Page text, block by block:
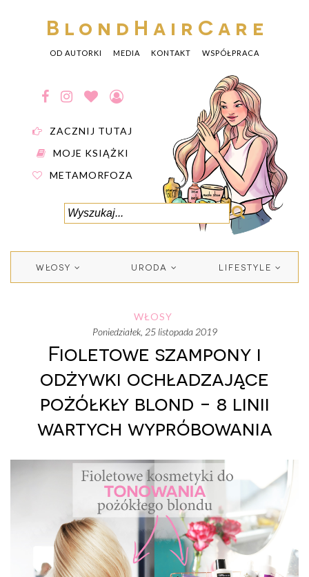
BlondHairCare
OD AUTORKI MEDIA KONTAKT WSPÓŁPRACA
ZACZNIJ TUTAJ
MOJE KSIĄŻKI
METAMORFOZA
WŁOSY URODA LIFESTYLE
WŁOSY
poniedziałek, 25 listopada 2019
Fioletowe szampony i
odżywki ochładzające
pożółkły blond - 8 linii
wartych wypróbowania